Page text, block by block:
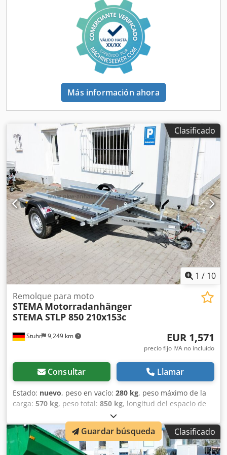
para turismos abatible, la carga de motocicletas resulta
sencilla. El sistema hidráulico manual de serie permite
elevar la plataforma. Abriendo la válvula de la bomba
manual se desciende la plataforma. De este modo, se
pueden subir fácilmente pequeños equipos,
cortacéspedes, motocicletas, palets, quads o ATV con una
inclinación mínima. El equipamiento de serie del
Senkomat incluye un sistema hidráulico manual, lona y
estructura, argollas de amarre, rueda de soporte, un
bastidor soldado robusto galvanizado por inmersión en
caliente y un robusto timón tubular. Crsdpfxoq Npa Ns
disponible como remolque con lona o remolque tipo
furgón. Como accesorios para remolques, ofrecemos cuñas
para motocicletas, carril de soporte para motocicletas, lona
y estructura, suplemento de laterales, correas de amarre
para motocicleta, correas de amarre, homologación TÜV
para 100 km/h y dispositivo antirrobo.
Más información ahora
Clasificado
1 / 10
Stuhr 9,249 km
Remolque para moto
STEMA Motorradanhänger
STEMA STLP 850 210x153c
EUR 1,571
precio fijo IVA no incluído
Consultar Llamar
Estado: nuevo, peso en vacío: 280 kg, peso máximo de la
carga: 570 kg, peso total: 850 kg, longitud del espacio de
, anchura del espacio de carga:
mm, tamaño del neumático:145/80R13, Remolque para
motocicletas del fabricante de remolques STEMA, modelo
STLP 850. Un remolque ideal y económico para una o dos
Clasificado
Guardar búsqueda